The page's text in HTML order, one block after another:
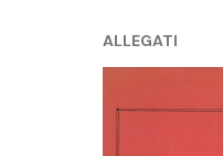
ALLEGATI